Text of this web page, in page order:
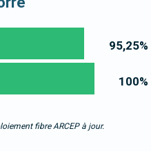
95,25%
100%
fibre ARCEP à jour.